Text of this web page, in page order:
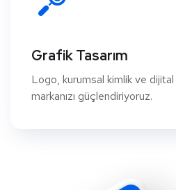
Grafik Tasarım
Logo, kurumsal kimlik ve dijital
markanızı güçlendiriyoruz.